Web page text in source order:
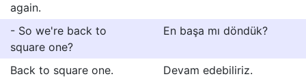
again.
- So we're back to
square one?
En başa mı döndük?
Back to square one.
Devam edebiliriz.